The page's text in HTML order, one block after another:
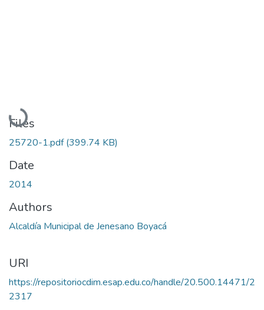
Loading...
Files
25720-1.pdf(399.74 KB)
Date
2014
Authors
Alcaldía Municipal de Jenesano Boyacá
URI
https://repositoriocdim.esap.edu.co/handle/20.500.14471/2
2317